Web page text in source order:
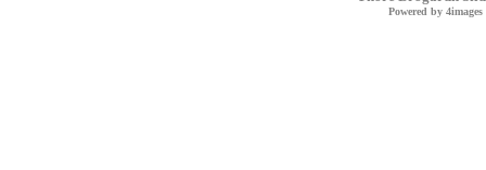
Powered by 4images